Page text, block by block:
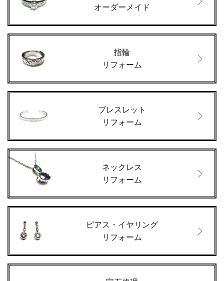
オーダーメイド
指輪
リフォーム
ブレスレット
リフォーム
ネックレス
リフォーム
ピアス・イヤリング
リフォーム